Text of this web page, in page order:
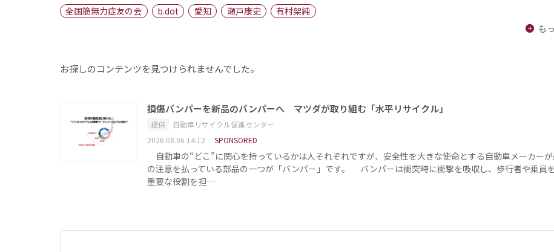
キーパーソン
全国筋無力症友の会
b.dot 愛知 瀬戸康史
有村架純
も
お探しのコンテンツを見つけられませんでした。
損傷バンパーを新品のバンパーへ マツダが取り組む「水平リサイクル」
提供
自動車リサイクル促進センター
2026.08.06 14:12
SPONSORED
自動車の“どこ”に関心を持っているかは人それぞれですが、安全性を大きな使命とする自動車メーカー
の注意を払っている部品の一つが「バンパー」です。 バンパーは衝突時に衝撃を吸収し、歩行者や乗員
重要な役割を担…